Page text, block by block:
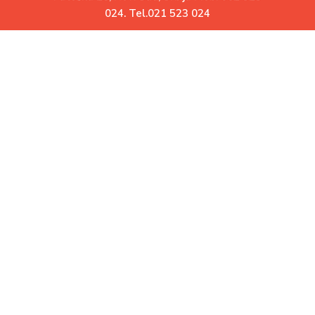
024. Tel.021 523 024
Uz Vas već više od 30 godina